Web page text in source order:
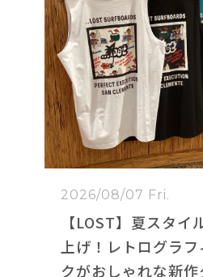
2026/08/07 Fri.
【LOST】夏スタイ
上げ！レトログラフ
クがおしゃれな新作